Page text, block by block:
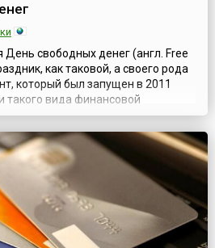
День свободных денег (англ. Free
как таковой, а своего рода
который был запущен в 2011
такого вида финансовой
совместного потребления.
в людях правильное
должны все время
силой любой э...